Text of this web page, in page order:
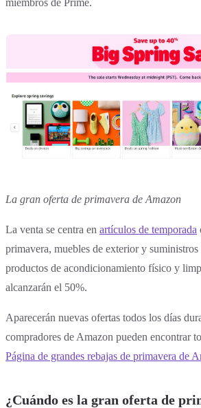
miembros de Prime.
La gran oferta de primavera de Amazon
La venta se centra en artículos de temporada
primavera, muebles de exterior y
productos de acondicionamiento físico y
alcanzarán el 50%.
Aparecerán nuevas ofertas todos los días
compradores de Amazon pueden encontrar
Página de grandes rebajas de primavera de
¿Cuándo es la gran oferta de